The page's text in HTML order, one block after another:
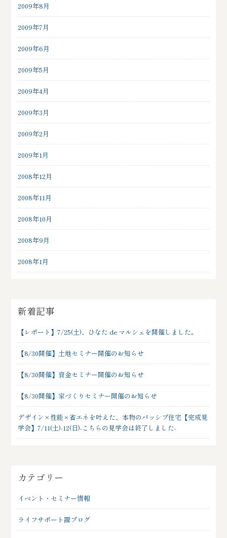
2009年8月
2009年7月
2009年6月
2009年5月
2009年4月
2009年3月
2009年2月
2009年1月
2008年12月
2008年11月
2008年10月
2008年9月
2008年1月
新着記事
【レポート】7/25(土)、ひなた de マルシェを開催しました。
【8/30開催】土地セミナー開催のお知らせ
【8/30開催】資金セミナー開催のお知らせ
【8/30開催】家づくりセミナー開催のお知らせ
デザイン×性能×省エネを叶えた、本物のパッシブ住宅【完成見
学会】7/11(土)-12(日)-こちらの見学会は終了しました-
カテゴリー
イベント・セミナー情報
ライフサポート課ブログ